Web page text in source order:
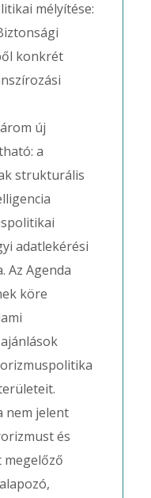
mélyítése:
konkrét
új
a
strukturális
adatlekérési
Az Agenda
köre
nem jelent
és
megelőző